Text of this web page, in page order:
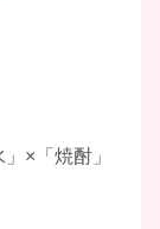
×「焼酎」